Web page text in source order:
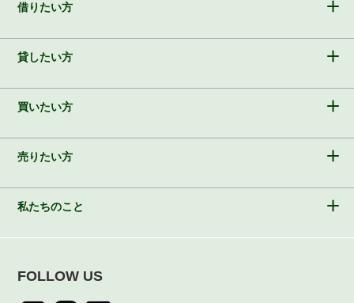
借りたい方
貸したい方
買いたい方
売りたい方
私たちのこと
FOLLOW US